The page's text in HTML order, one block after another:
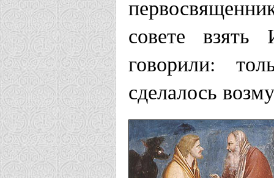
совете
говорили:
сделалось